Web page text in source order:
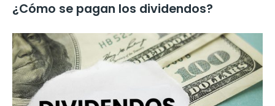
¿Cómo se pagan los dividendos?